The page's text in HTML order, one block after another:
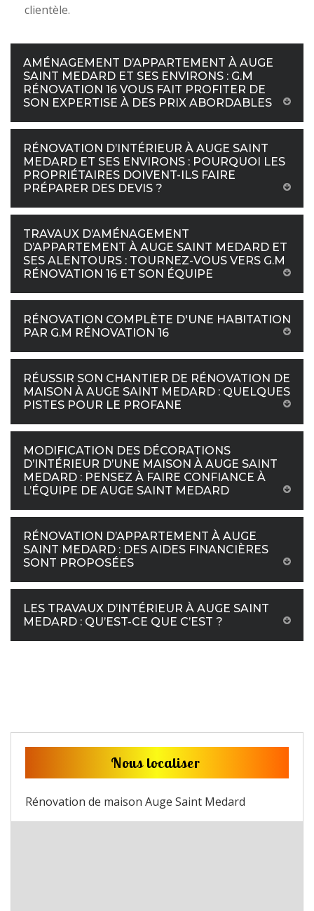
clientèle.
AMÉNAGEMENT D’APPARTEMENT À AUGE
SAINT MEDARD ET SES ENVIRONS : G.M
RÉNOVATION 16 VOUS FAIT PROFITER DE
SON EXPERTISE À DES PRIX ABORDABLES
RÉNOVATION D’INTÉRIEUR À AUGE SAINT
MEDARD ET SES ENVIRONS : POURQUOI LES
PROPRIÉTAIRES DOIVENT-ILS FAIRE
PRÉPARER DES DEVIS ?
TRAVAUX D’AMÉNAGEMENT
D’APPARTEMENT À AUGE SAINT MEDARD ET
SES ALENTOURS : TOURNEZ-VOUS VERS G.M
RÉNOVATION 16 ET SON ÉQUIPE
RÉNOVATION COMPLÈTE D'UNE HABITATION
PAR G.M RÉNOVATION 16
RÉUSSIR SON CHANTIER DE RÉNOVATION DE
MAISON À AUGE SAINT MEDARD : QUELQUES
PISTES POUR LE PROFANE
MODIFICATION DES DÉCORATIONS
D’INTÉRIEUR D’UNE MAISON À AUGE SAINT
MEDARD : PENSEZ À FAIRE CONFIANCE À
L’ÉQUIPE DE AUGE SAINT MEDARD
RÉNOVATION D’APPARTEMENT À AUGE
SAINT MEDARD : DES AIDES FINANCIÈRES
SONT PROPOSÉES
LES TRAVAUX D’INTÉRIEUR À AUGE SAINT
MEDARD : QU’EST-CE QUE C’EST ?
Nous localiser
Rénovation de maison Auge Saint Medard